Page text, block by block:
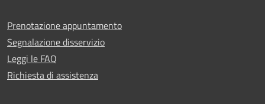
Prenotazione appuntamento
Segnalazione disservizio
Leggi le FAQ
Richiesta di assistenza